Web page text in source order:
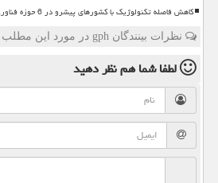
کاهش فاصله تکنولوژیک با کشورهای پیشرو در 6 حوزه فناوری
نظرات بینندگان gph در مورد این مطلب
لطفا شما همنظر دهید